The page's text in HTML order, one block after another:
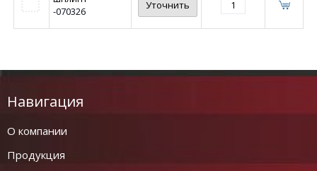
-070326
Уточнить
Навигация
О компании
Продукция